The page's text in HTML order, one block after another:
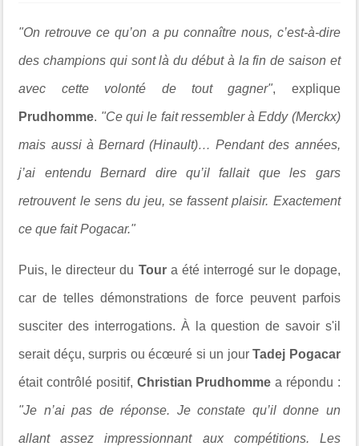
"On retrouve ce qu’on a pu connaître nous, c’est-à-dire
des champions qui sont là du début à la fin de saison et
avec cette volonté de tout gagner", explique
Prudhomme. "Ce qui le fait ressembler à Eddy (Merckx)
mais aussi à Bernard (Hinault)… Pendant des années,
j’ai entendu Bernard dire qu’il fallait que les gars
retrouvent le sens du jeu, se fassent plaisir. Exactement
ce que fait Pogacar."
Puis, le directeur du Tour a été interrogé sur le dopage,
car de telles démonstrations de force peuvent parfois
susciter des interrogations. À la question de savoir s'il
serait déçu, surpris ou écœuré si un jourTadej Pogacar
était contrôlé positif, Christian Prudhommea répondu :
"Je n’ai pas de réponse. Je constate qu’il donne un
allant assez impressionnant aux compétitions. Les